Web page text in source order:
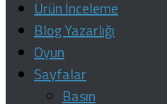
Ürün İnceleme
Blog Yazarlığı
Oyun
Sayfalar
Basın